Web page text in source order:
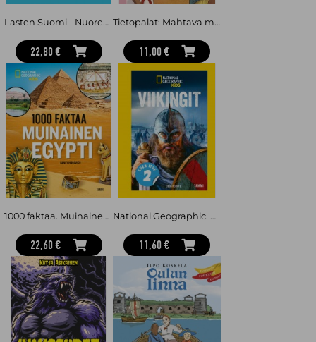
Lasten Suomi - Nuoren tutkimusmatkailijan kuvitettu opas
22,80 €
Tietopalat: Mahtava muinainen Egypti
11,00 €
1000 faktaa. Muinainen Egypti
22,60 €
National Geographic. Viikingit : Luen itse 2
11,60 €